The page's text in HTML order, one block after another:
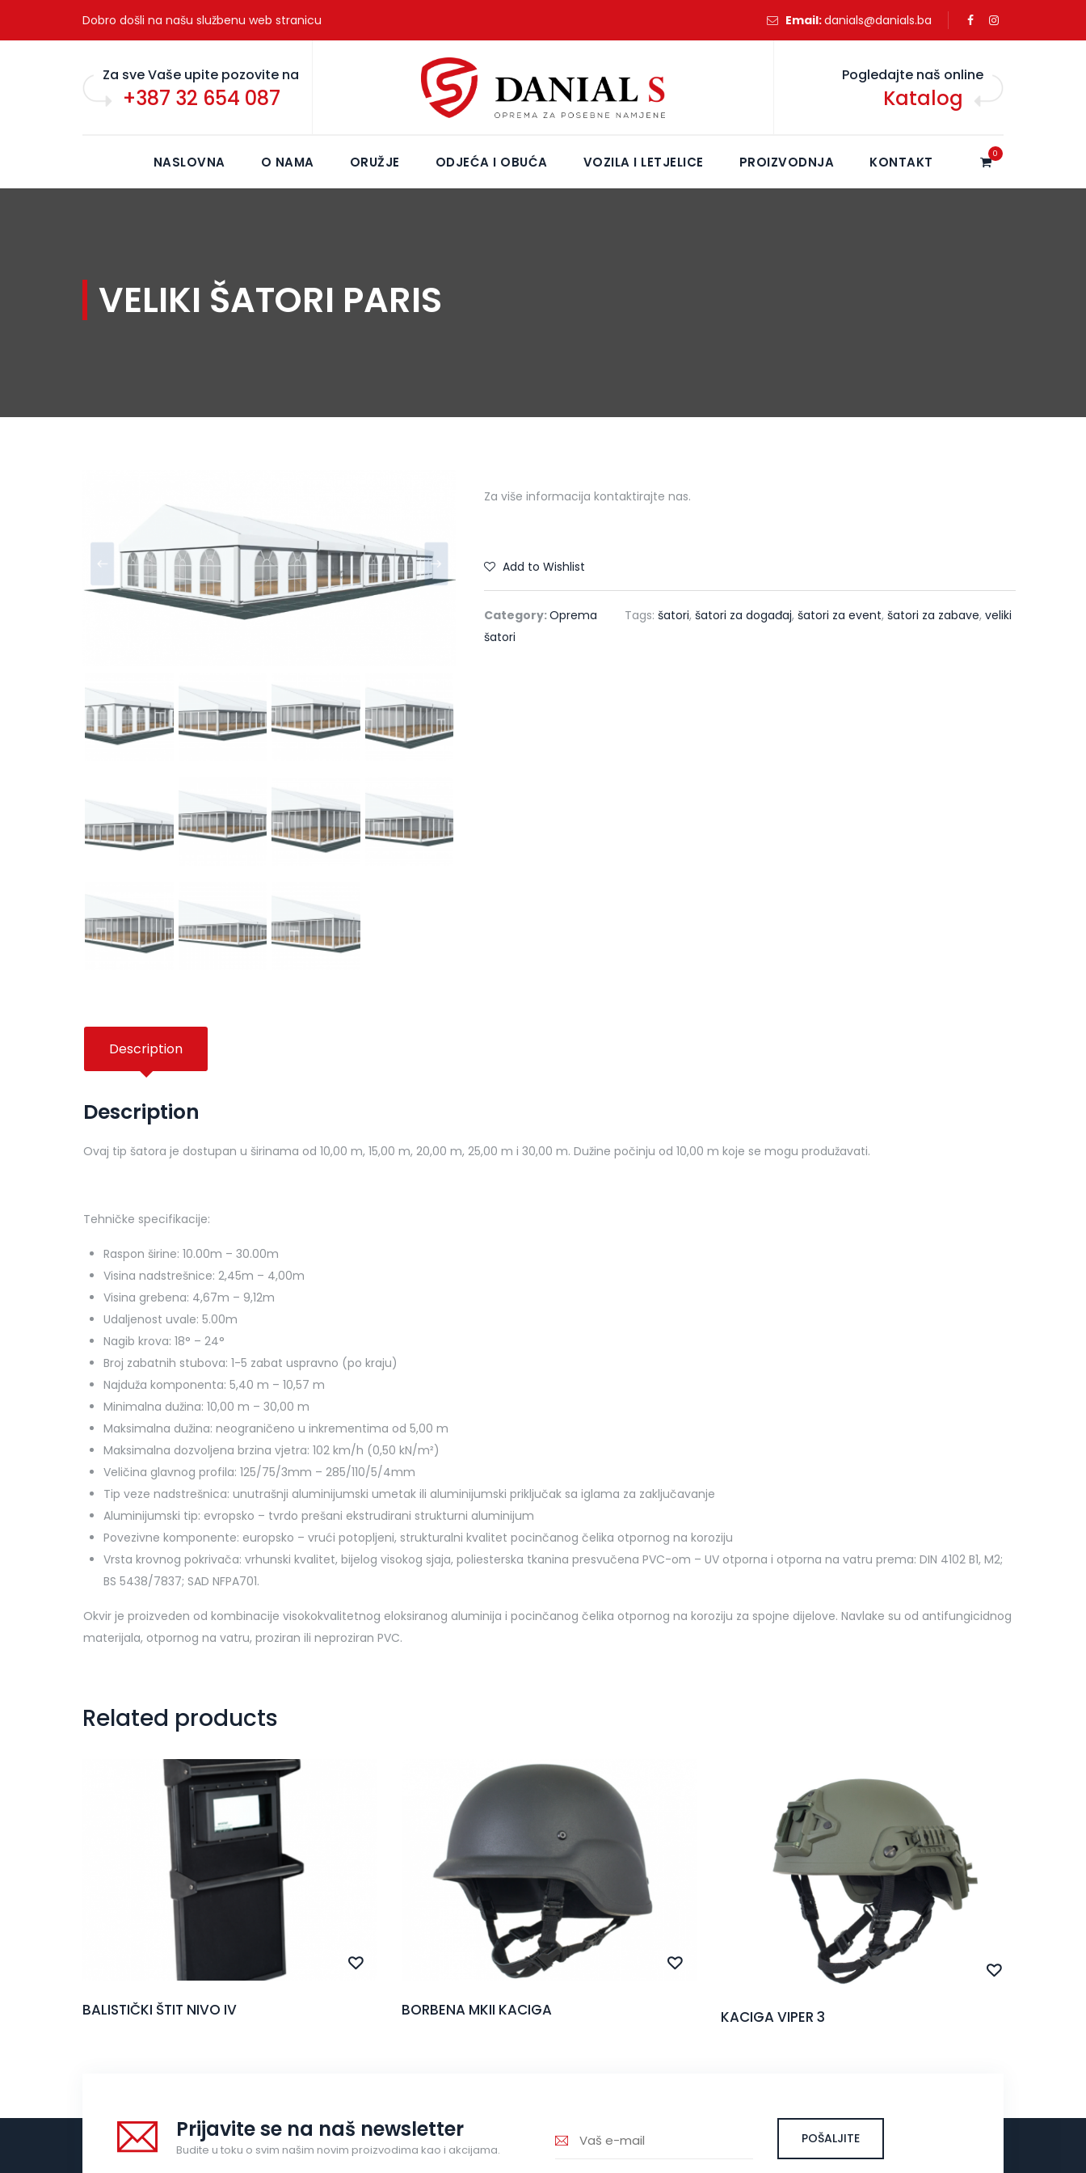
Dobro došli na našu službenu web stranicu Email:danials@danials.ba
Za sve Vaše upite pozovite na
+387 32 654 087
Pogledajte naš online
Katalog
NASLOVNA O NAMA ORUŽJE ODJEĆA I OBUĆA VOZILA I LETJELICE PROIZVODNJA KONTAKT 0
VELIKI ŠATORI PARIS
Za više informacija kontaktirajte nas.
Add to Wishlist
Category:Oprema Tags: šatori, šatori za događaj, šatori za event, šatori za zabave, veliki
šatori
Description
Description
Ovaj tip šatora je dostupan u širinama od 10,00 m, 15,00 m, 20,00 m, 25,00 m i 30,00 m. Dužine počinju od 10,00 m koje se mogu produžavati.
Tehničke specifikacije:
Raspon širine: 10.00m – 30.00m
Visina nadstrešnice: 2,45m – 4,00m
Visina grebena: 4,67m – 9,12m
Udaljenost uvale: 5.00m
Nagib krova: 18° – 24°
Broj zabatnih stubova: 1-5 zabat uspravno (po kraju)
Najduža komponenta: 5,40 m – 10,57 m
Minimalna dužina: 10,00 m – 30,00 m
Maksimalna dužina: neograničeno u inkrementima od 5,00 m
Maksimalna dozvoljena brzina vjetra: 102 km/h (0,50 kN/m²)
Veličina glavnog profila: 125/75/3mm – 285/110/5/4mm
Tip veze nadstrešnica: unutrašnji aluminijumski umetak ili aluminijumski priključak sa iglama za zaključavanje
Aluminijumski tip: evropsko – tvrdo prešani ekstrudirani strukturni aluminijum
Povezivne komponente: europsko – vrući potopljeni, strukturalni kvalitet pocinčanog čelika otpornog na koroziju
Vrsta krovnog pokrivača: vrhunski kvalitet, bijelog visokog sjaja, poliesterska tkanina presvučena PVC-om – UV otporna i otporna na vatru prema: DIN 4102 B1, M2;
BS 5438/7837; SAD NFPA701.
Okvir je proizveden od kombinacije visokokvalitetnog eloksiranog aluminija i pocinčanog čelika otpornog na koroziju za spojne dijelove. Navlake su od antifungicidnog
materijala, otpornog na vatru, proziran ili neproziran PVC.
Related products
BALISTIČKI ŠTIT NIVO IV BORBENA MKII KACIGA KACIGA VIPER 3
Prijavite se na naš newsletter
Budite u toku o svim našim novim proizvodima kao i akcijama.